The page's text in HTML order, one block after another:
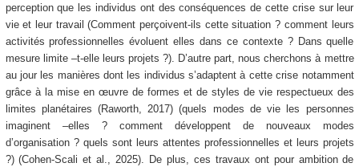
perception que les individus ont des conséquences de cette crise sur leur
vie et leur travail (Comment perçoivent-ils cette situation ? comment leurs
activités professionnelles évoluent elles dans ce contexte ? Dans quelle
mesure limite –t-elle leurs projets ?). D’autre part, nous cherchons à mettre
au jour les manières dont les individus s’adaptent à cette crise notamment
grâce à la mise en œuvre de formes et de styles de vie respectueux des
limites planétaires (Raworth, 2017) (quels modes de vie les personnes
imaginent –elles ? comment développent de nouveaux modes
d’organisation ? quels sont leurs attentes professionnelles et leurs projets
?) (Cohen-Scali et al., 2025). De plus, ces travaux ont pour ambition de